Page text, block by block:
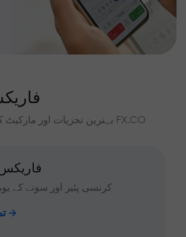
بہترین تجزیات اور مارکیٹ کے جائزے کے ساتھ FX.CO
کرنسی پئیر اور سونے کے